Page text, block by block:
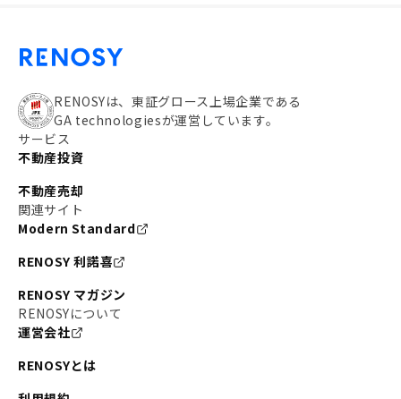
RENOSYは、東証グロース上場企業である
GA technologiesが運営しています。
サービス
不動産投資
不動産売却
関連サイト
Modern Standard
RENOSY 利諾喜
RENOSY マガジン
RENOSYについて
運営会社
RENOSYとは